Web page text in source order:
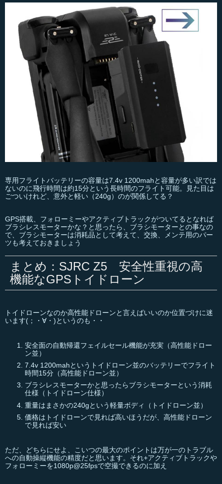
専用フライトバッテリーの容量は7.4v 1200mahと容量が多い訳では
ないのに飛行時間は約15分という長時間のフライト可能。見た目は
ごついけれど、意外と軽い（240g）のが関係してる？
GPS搭載、フォローミーやアクティブトラックがついてるとなれば
ブラシレスモーターかな？と思ったら、ブラシモーターとの事なの
で、ブラシモーターは消耗品として考えて、交換、メンテ用のパー
ツも考えておきましょう
まとめ：SJRC Z5 安全性重視の高
機能なGPSトイドローン
トイドローンなのか高性能ドローンと言えばいいのか位置づけに迷
います(；・∀・)というのも・・
安全面の自動帰還フェイルセール機能が充実（高性能ドロー
ン並）
7.4v 1200mahというトイドローン並のバッテリーでフライト
時間15分（高性能ドローン並）
ブラシレスモーターかと思ったらブラシモーターという消耗
仕様（トイドローン仕様）
重量はまさかの240gという軽量ボディ（トイドローン並）
価格はトイドローンで見れば高いほうだが、高性能ドローン
で見れば安い
ただ、どちらにせよ、こいつの最大のポイントは万が一のトラブル
への自動操縦機能の精度だと思います。それ+アクティブトラックや
フォローミーを1080p@25fpsで空撮できるのに加え